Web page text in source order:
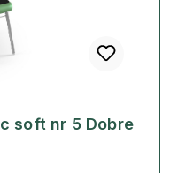
soft nr 5 Dobre